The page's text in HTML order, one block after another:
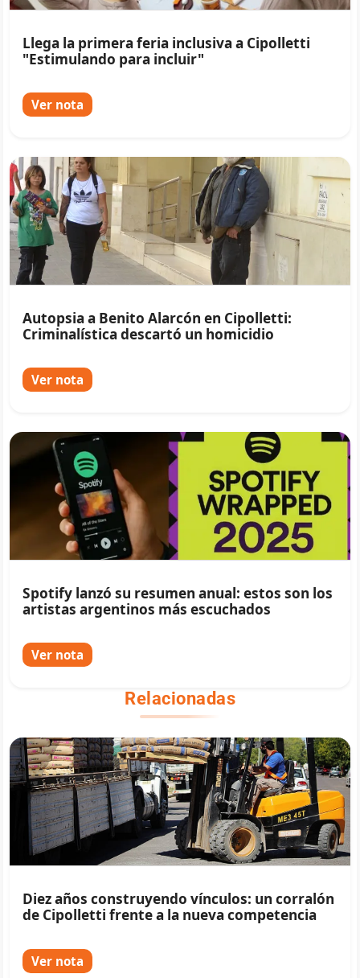
Llega la primera feria inclusiva a Cipolletti
"Estimulando para incluir"
Ver nota
Autopsia a Benito Alarcón en Cipolletti:
Criminalística descartó un homicidio
Ver nota
Spotify lanzó su resumen anual: estos son los
artistas argentinos más escuchados
Ver nota
Relacionadas
Diez años construyendo vínculos: un corralón
de Cipolletti frente a la nueva competencia
Ver nota